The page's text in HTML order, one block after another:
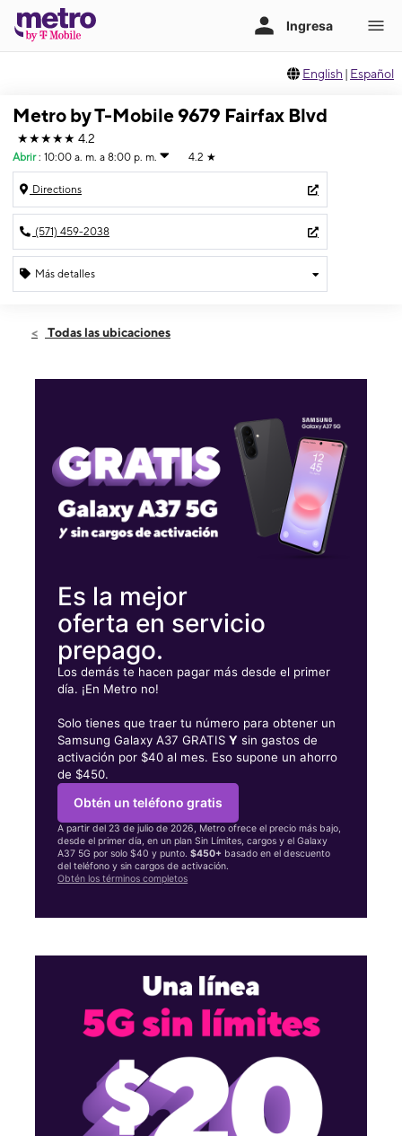
English | Español
Metro by T-Mobile 9679 Fairfax Blvd
★★★★★ 4.2
Abrir : 10:00 a. m. a 8:00 p. m. 4.2 ★
Directions
(571) 459-2038
Más detalles
Sábado:10:00 a. m. a 8:00 p. m.
9679 Fairfax Blvd Fairfax, VA 22031
Todas las ubicaciones
Es la mejor
oferta en servicio
prepago.
Los demás te hacen pagar más desde el primer
día. ¡En Metro no!
Solo tienes que traer tu número para obtener un
Samsung Galaxy A37 GRATISY sin gastos de
activación por $40 al mes. Eso supone un ahorro
de $450.
Obtén un teléfono gratis
A partir del 23 de julio de 2026, Metro ofrece el precio más bajo,
desde el primer día, en un plan Sin Límites, cargos y el Galaxy
A37 5G por solo $40 y punto.$450+ basado en el descuento
del teléfono y sin cargos de activación.
Obtén los términos completos